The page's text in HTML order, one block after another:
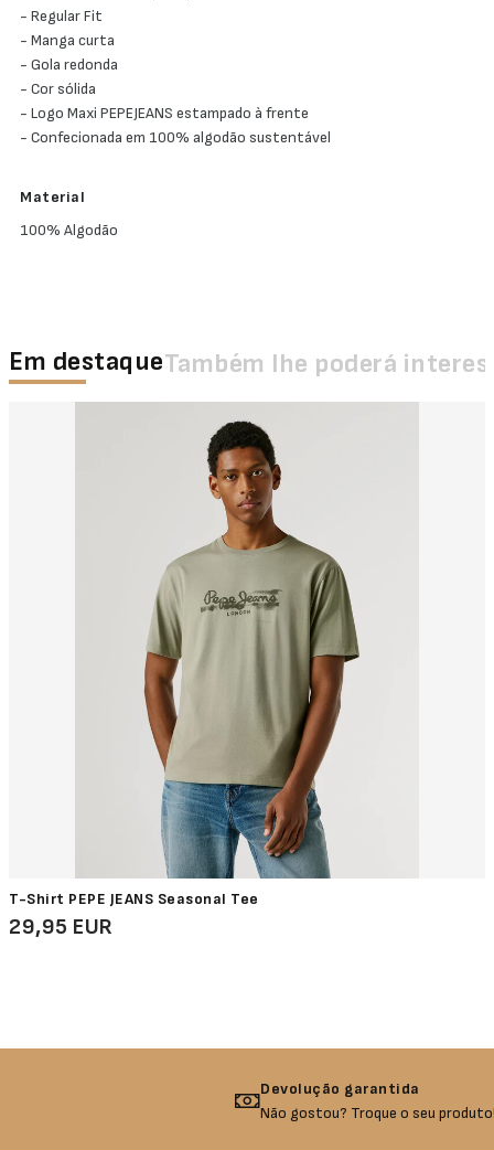
- Regular Fit
- Manga curta
- Gola redonda
- Cor sólida
- Logo Maxi PEPEJEANS estampado à frente
- Confecionada em 100% algodão sustentável
Material
100% Algodão
Em destaqueTambém lhe poderá
T-Shirt PEPE JEANS Seasonal Tee
29,95 EUR
Devolução garantida
Não gostou? Troque o seu produto!